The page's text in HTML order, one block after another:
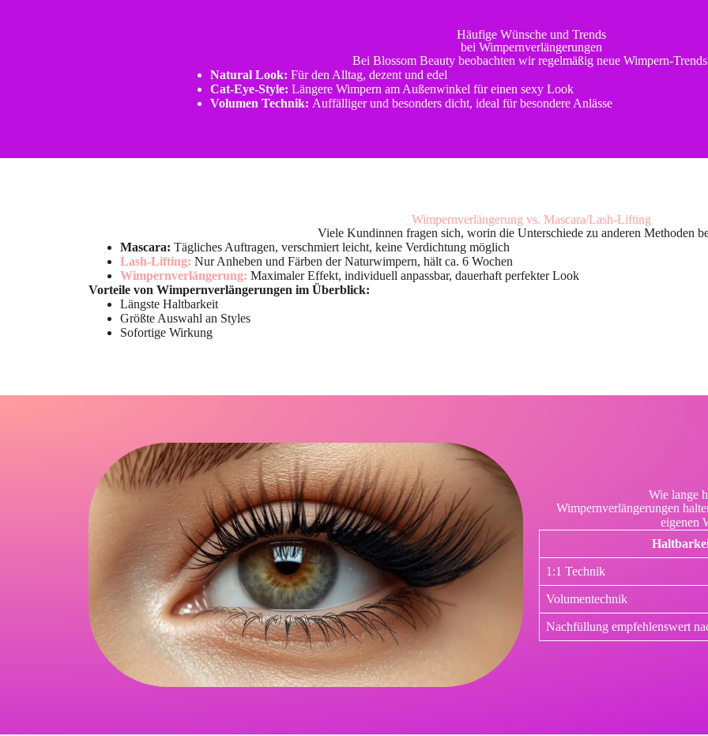
Häufige Wünsche und Trends
bei Wimpernverlängerungen
Bei Blossom Beauty beobachten wir regelmäßig neue Wimpern-
Natural Look: Für den Alltag, dezent und edel
Cat-Eye-Style: Längere Wimpern am Außenwinkel für einen sexy Look
Volumen Technik: Auffälliger und besonders dicht, ideal für besondere Anlässe
Wimpernverlängerung vs. Mascara/Lash-Lifting
Viele Kundinnen fragen sich, worin die Unterschiede zu anderen Methoden
Mascara: Tägliches Auftragen, verschmiert leicht, keine Verdichtung möglich
Lash-Lifting: Nur Anheben und Färben der Naturwimpern, hält ca. 6 Wochen
Wimpernverlängerung: Maximaler Effekt, individuell anpassbar, dauerhaft perfekter Look
Vorteile von Wimpernverlängerungen im Überblick:
Längste Haltbarkeit
Größte Auswahl an Styles
Sofortige Wirkung
Wie lange
Wimpernverlängerungen
eigenen
1:1 Technik
Volumentechnik
Nachfüllung empfehlenswert